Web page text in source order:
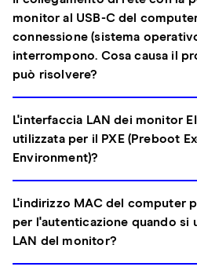
monitor al USB-C del
connessione (sistema
interrompono. Cosa causa il
può risolvere?
L'interfaccia LAN dei monitor
utilizzata per il PXE (Preboot
Environment)?
L'indirizzo MAC del computer
per l'autenticazione quando si
LAN del monitor?